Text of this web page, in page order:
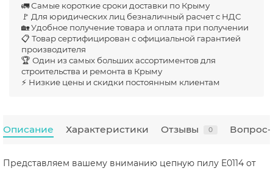
🚛 Самые короткие сроки доставки по Крыму
🚩 Для юридических лиц безналичный расчет с НДС
🏡 Удобное получение товара и оплата при получении
📋 Товар сертифицирован с официальной гарантией
производителя
🏆 Один из самых больших ассортиментов для
строительства и ремонта в Крыму
⚡ Низкие цены и скидки постоянным клиентам
Описание Характеристики Отзывы 0 Вопрос-
Представляем вашему вниманию цепную пилу E0114 от